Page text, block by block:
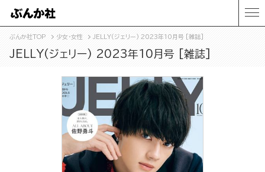
ぶんか社TOP 少女・女性 JELLY(ジェリー) 2023年10月号 [雑誌]
JELLY(ジェリー) 2023年10月号 [雑誌]